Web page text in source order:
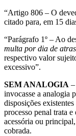
“Artigo 806 – O
citado para, em 15
“Parágrafo 1º – Ao
multa por dia de
respectivo valor
excessivo”.
SEM ANALOGIA
invocasse a analogia
disposições
processo penal trata
acessória ou
cobrada.